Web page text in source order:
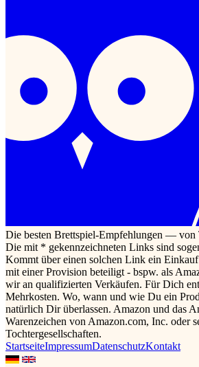
Die besten Brettspiel-Empfehlungen — von
Die mit * gekennzeichneten Links sind
Kommt über einen solchen Link ein
mit einer Provision beteiligt - bspw. als
wir an qualifizierten Verkäufen. Für Dich
Mehrkosten. Wo, wann und wie Du ein
natürlich Dir überlassen. Amazon und das
Warenzeichen von Amazon.com, Inc. oder
Tochtergesellschaften.
StartseiteImpressumDatenschutzKontakt